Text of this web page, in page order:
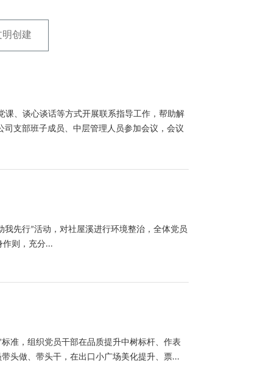
明创建
课、谈心谈话等方式开展联系指导工作，帮助解
支部班子成员、中层管理人员参加会议，会议
先行”活动，对社屋溪进行环境整治，全体党员
作则，充分...
准，组织党员干部在品质提升中树标杆、作表
头做、带头干，在出口小广场美化提升、票...